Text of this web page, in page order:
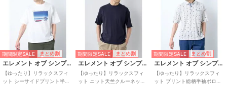
期間限定SALE まとめ割
エレメント オブ シンプルライフ
【ゆったり】リラックスフィ
ット シーサイドプリント半袖
期間限定SALE まとめ割
エレメント オブ シンプルライフ
【ゆったり】リラックスフィ
ット ニット天竺クルーネック
期間限定SALE まとめ割
エレメント オブ シンプルライフ
【ゆったり】リラックスフィ
ット プリント総柄半袖ポロシ